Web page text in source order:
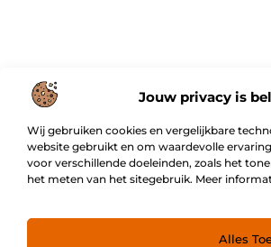
Jouw privacy is
Wij gebruiken cookies en vergelijkbare
website gebruikt en om waardevolle
voor verschillende doeleinden, zoals het
het meten van het sitegebruik. Meer
Alles